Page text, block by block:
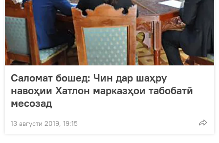
Саломат бошед: Чин дар шаҳру
навоҳии Хатлон марказҳои табобатӣ
месозад
13 августи 2019, 19:15